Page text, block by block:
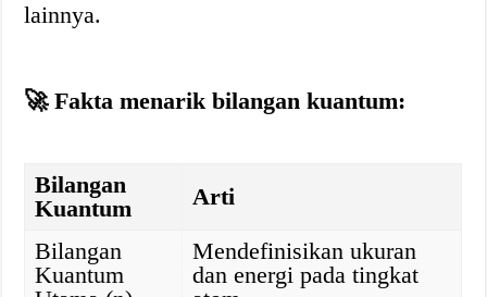
lainnya.
🚀 Fakta menarik bilangan kuantum:
Bilangan
Kuantum
Arti
Bilangan
Kuantum
Mendefinisikan ukuran
dan energi pada tingkat